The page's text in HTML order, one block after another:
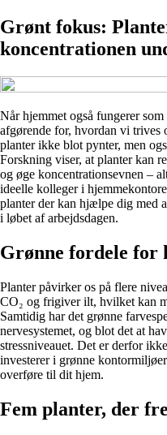
Grønt fokus:
koncentrationen
Når hjemmet også fungerer
afgørende for, hvordan vi trives
planter ikke blot pynter, men
Forskning viser, at planter kan
og øge koncentrationsevnen –
ideelle kolleger i
planter der kan hjælpe dig med
i løbet af arbejdsdagen.
Grønne fordele for
Planter påvirker os på flere
CO₂ og frigiver ilt, hvilket kan
Samtidig har det grønne
nervesystemet, og blot det at
stressniveauet. Det er derfor
investerer i grønne
overføre til dit hjem.
Fem planter, der